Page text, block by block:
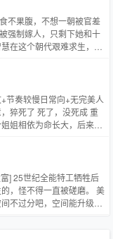
不果腹，不想一朝被官差
强制嫁人，只剩下她和十
在这个朝代艰难求生，好
思有些明显哦。两个同样
过上小康生
节奏较慢日常向+无完美人
猝死了 死了，没死成 重
姐相依为命长大，后来姐
高的江千忆最后还是无法
] 25世纪全能特工牺牲后
，怪不得一直被磋磨。 美
不过分吧，空间能升级不